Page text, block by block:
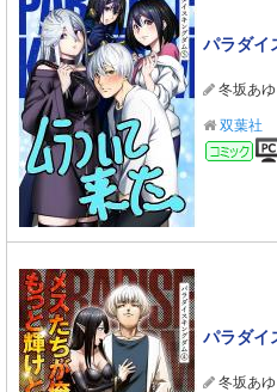
パラダイ
冬坂あ
双葉社
コ
パラダイ
冬坂あ